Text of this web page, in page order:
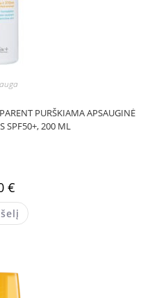
PURŠKIAMA APSAUGINĖ
SPF50+, 200 ML
€